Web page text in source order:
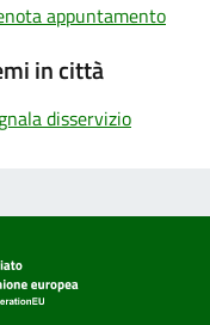
appuntamento
in città
disservizio